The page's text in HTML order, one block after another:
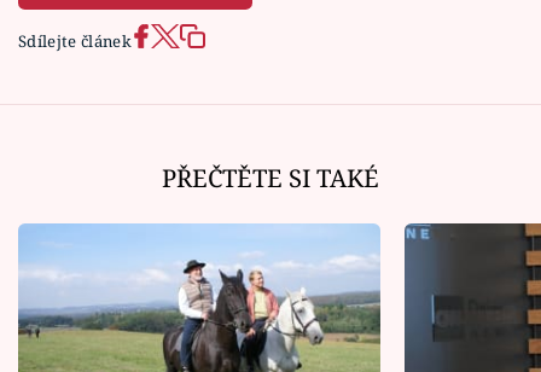
Sdílejte článek
PŘEČTĚTE SI TAKÉ